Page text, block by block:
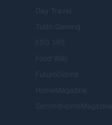
Day Travel
Tutto Gaming
ESG 365
Food Wiki
FuturoDonna
HomeMagazine
SecondHomeMagazine